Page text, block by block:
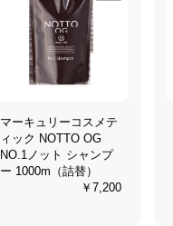
マーキュリーコスメテ
ィック NOTTO OG
NO.1ノット シャンプ
ー 1000m（詰替）
￥7,200